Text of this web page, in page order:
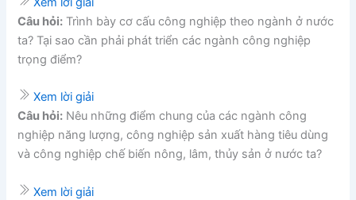
Câu hỏi: Trình bày cơ cấu công nghiệp theo ngành ở nước
ta? Tại sao cần phải phát triển các ngành công nghiệp
trọng điểm?
Xem lời giải
Câu hỏi: Nêu những điểm chung của các ngành công
nghiệp năng lượng, công nghiệp sản xuất hàng tiêu dùng
và công nghiệp chế biến nông, lâm, thủy sản ở nước ta?
Xem lời giải